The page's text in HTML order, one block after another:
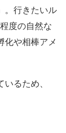
。行きたいル
度の自然な
化や相棒アメ
るため、